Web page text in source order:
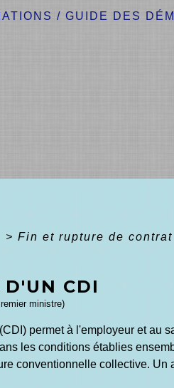
/GUIDE DES
> Fin et rupture de contrat
D'UN CDI
ministre)
permet à l'employeur et au
les conditions établies
conventionnelle collective. Un